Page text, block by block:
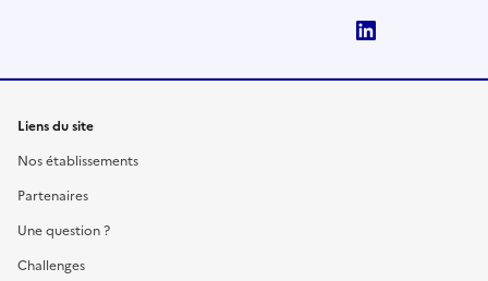
Liens du site
Nos établissements
Partenaires
Une question ?
Challenges